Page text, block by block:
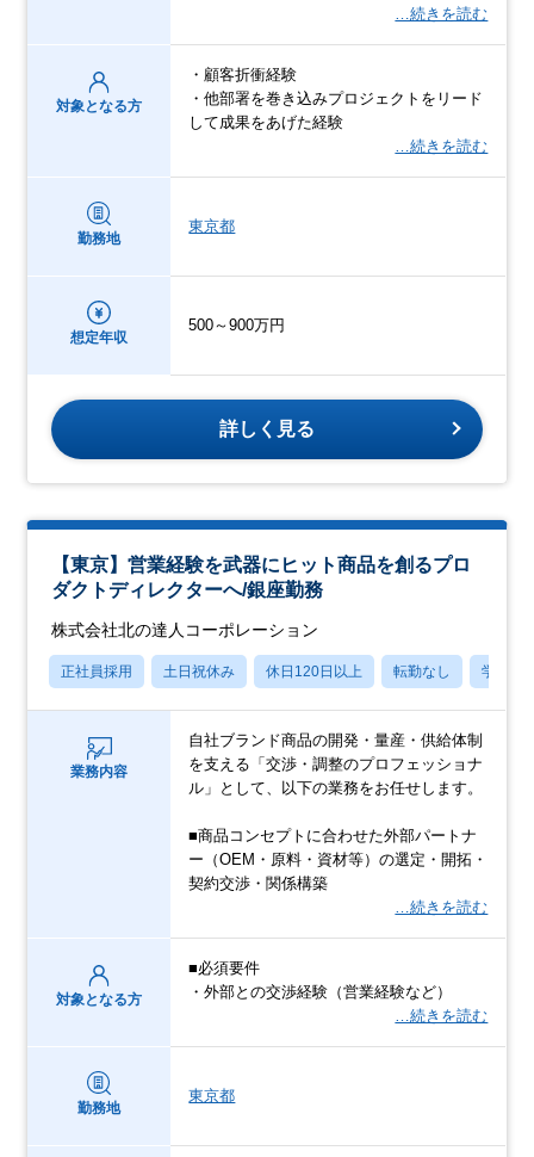
…続きを読む
対象となる方
・顧客折衝経験
・他部署を巻き込みプロジェクトをリード
して成果をあげた経験
…続きを読む
勤務地
東京都
想定年収
500～900万円
詳しく見る
【東京】営業経験を武器にヒット商品を創るプロ
ダクトディレクターへ/銀座勤務
株式会社北の達人コーポレーション
正社員採用 土日祝休み 休日120日以上 転勤なし 学歴不
業務内容
自社ブランド商品の開発・量産・供給体制
を支える「交渉・調整のプロフェッショナ
ル」として、以下の業務をお任せします。
■商品コンセプトに合わせた外部パートナ
ー（OEM・原料・資材等）の選定・開拓・
契約交渉・関係構築
…続きを読む
対象となる方
■必須要件
・外部との交渉経験（営業経験など）
…続きを読む
勤務地
東京都